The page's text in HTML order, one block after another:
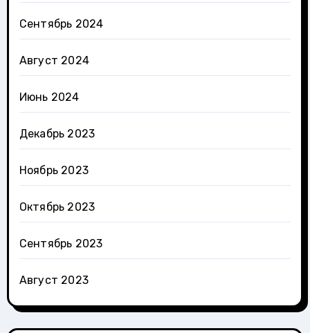
Сентябрь 2024
Август 2024
Июнь 2024
Декабрь 2023
Ноябрь 2023
Октябрь 2023
Сентябрь 2023
Август 2023